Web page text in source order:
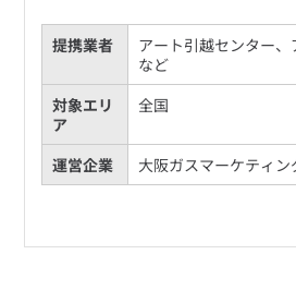
提携業者
アート引越センター、
など
対象エリ
ア
全国
運営企業 大阪ガスマーケティ